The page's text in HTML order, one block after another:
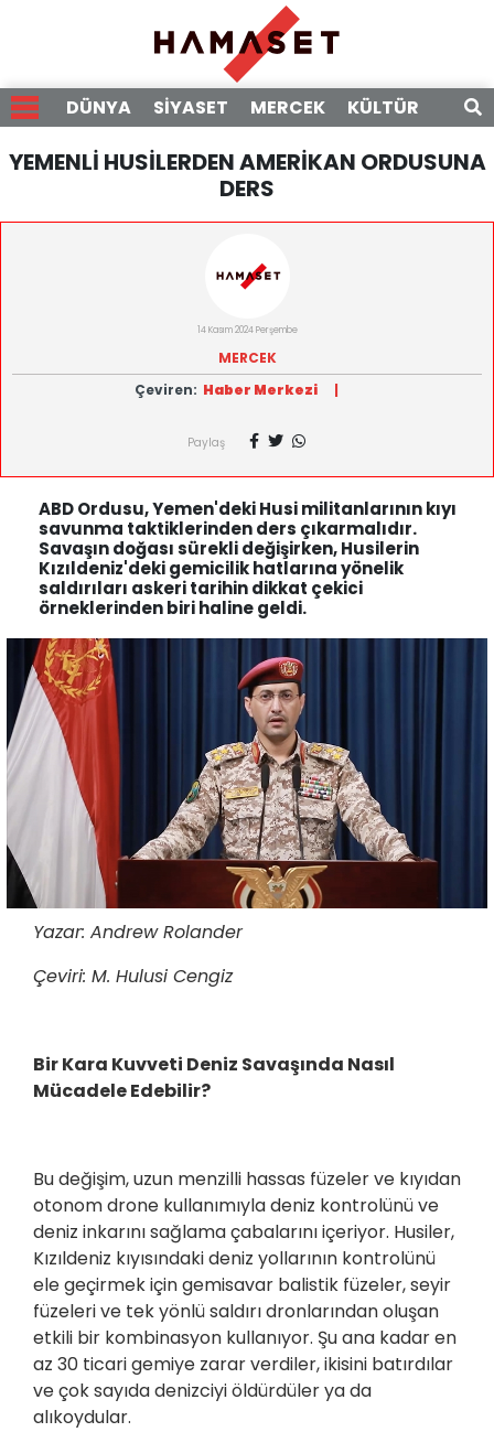
DÜNYA SİYASET MERCEK KÜLTÜR
YEMENLİ HUSİLERDEN AMERİKAN ORDUSUNA
DERS
14 Kasım 2024 Perşembe
MERCEK
Çeviren: Haber Merkezi |
Paylaş
ABD Ordusu, Yemen'deki Husi militanlarının kıyı
savunma taktiklerinden ders çıkarmalıdır.
Savaşın doğası sürekli değişirken, Husilerin
Kızıldeniz'deki gemicilik hatlarına yönelik
saldırıları askeri tarihin dikkat çekici
örneklerinden biri haline geldi.
Yazar: Andrew Rolander
Çeviri: M. Hulusi Cengiz
Bir Kara Kuvveti Deniz Savaşında Nasıl
Mücadele Edebilir?
Bu değişim, uzun menzilli hassas füzeler ve kıyıdan
otonom drone kullanımıyla deniz kontrolünü ve
deniz inkarını sağlama çabalarını içeriyor. Husiler,
Kızıldeniz kıyısındaki deniz yollarının kontrolünü
ele geçirmek için gemisavar balistik füzeler, seyir
füzeleri ve tek yönlü saldırı dronlarından oluşan
etkili bir kombinasyon kullanıyor. Şu ana kadar en
az 30 ticari gemiye zarar verdiler, ikisini batırdılar
ve çok sayıda denizciyi öldürdüler ya da
alıkoydular.